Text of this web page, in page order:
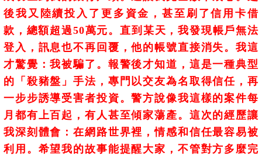
後我又陸續投入了更多資金，甚至刷了信用卡借
款，總額超過50萬元。直到某天，我發現帳戶無法
登入，訊息也不再回覆，他的帳號直接消失。我這
才驚覺：我被騙了。 報警後才知道，這是一種典型
的「殺豬盤」手法，專門以交友為名取得信任，再
一步步誘導受害者投資。警方說像我這樣的案件每
月都有上百起，有人甚至傾家蕩產。 這次的經歷讓
我深刻體會：在網路世界裡，情感和信任最容易被
利用。希望我的故事能提醒大家，不管對方多麼完